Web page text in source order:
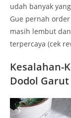
udah banyak
Gue pernah
masih lembut
terpercaya (cek
Kesalahan-
Dodol Garut